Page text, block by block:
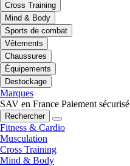
Cross Training
Mind & Body
Sports de combat
Vêtements
Chaussures
Équipements
Destockage
Marques
SAV en France Paiement sécurisé
Rechercher
Fitness & Cardio
Musculation
Cross Training
Mind & Body